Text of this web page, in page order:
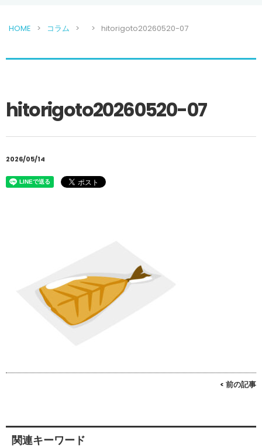
HOME コラム hitorigoto20260520-07
hitorigoto20260520-07
2026/05/14
< 前の記事
関連キーワード